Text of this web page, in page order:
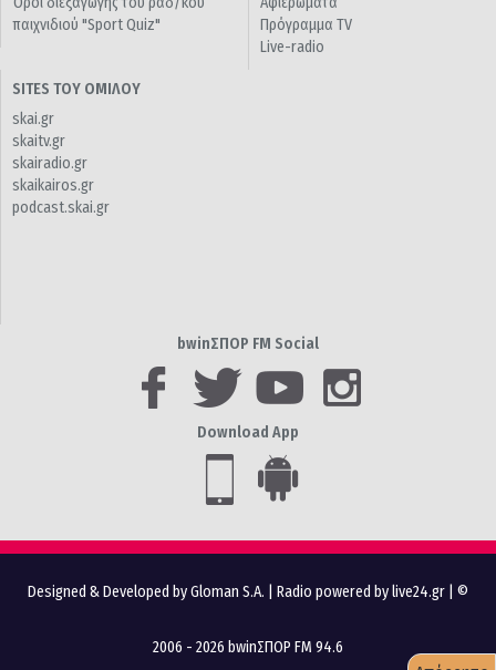
παιχνιδιού "Sport Quiz"
Πρόγραμμα TV
Live-radio
SITES ΤΟΥ ΟΜΙΛΟΥ
skai.gr
skaitv.gr
skairadio.gr
skaikairos.gr
podcast.skai.gr
bwinΣΠΟΡ FM Social
Download App
Designed & Developed by Gloman S.A. Radio powered by live24.gr | ©
2006 - 2026 bwinΣΠΟΡ FM 94.6